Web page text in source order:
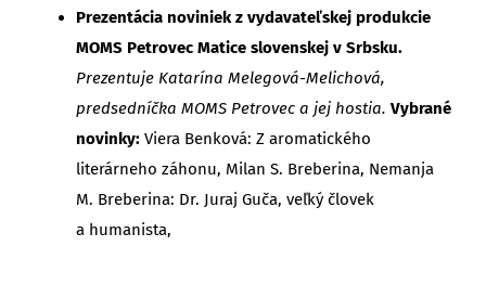
Prezentácia noviniek z vydavateľskej produkcie
MOMS Petrovec Matice slovenskej v Srbsku.
Prezentuje Katarína Melegová-Melichová,
predsedníčka MOMS Petrovec a jej hostia. Vybrané
novinky: Viera Benková: Z aromatického
literárneho záhonu, Milan S. Breberina, Nemanja
M. Breberina: Dr. Juraj Guča, veľký človek
a humanista,